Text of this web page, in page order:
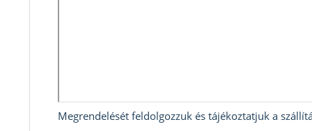
Megrendelését feldolgozzuk és tájékoztatjuk a